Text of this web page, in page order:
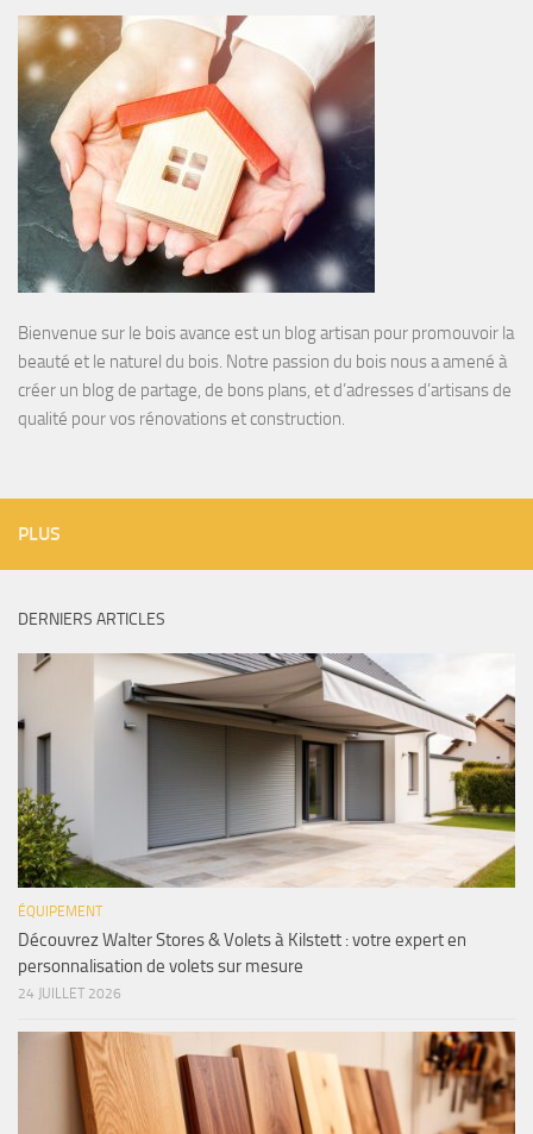
Bienvenue sur le bois avance est un blog artisan pour promouvoir la
beauté et le naturel du bois. Notre passion du bois nous a amené à
créer un blog de partage, de bons plans, et d’adresses d’artisans de
qualité pour vos rénovations et construction.
PLUS
DERNIERS ARTICLES
ÉQUIPEMENT
Découvrez Walter Stores & Volets à Kilstett : votre expert en
personnalisation de volets sur mesure
24 JUILLET 2026